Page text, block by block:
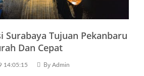
Surabaya Tujuan Pekanbaru
Dan Cepat
14:05:15 By Admin